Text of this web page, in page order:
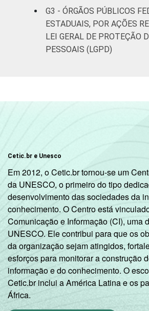
G3 - ÓRGÃOS PÚBLICOS
ESTADUAIS, POR AÇÕES
LEI GERAL DE PROTEÇÃO
PESSOAIS (LGPD)
Cetic.br e Unesco
Em 2012, o Cetic.br tornou-se um
da UNESCO, o primeiro do tipo
desenvolvimento das sociedades da
conhecimento. O Centro está
Comunicação e Informação (CI), uma
UNESCO. Ele contribui para que os
da organização sejam atingidos,
esforços para monitorar a construção
informação e do conhecimento. O
Cetic.br inclui a América Latina e os
África.